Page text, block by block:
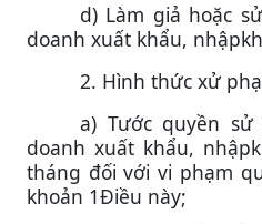
d) Làm giả hoặc
doanh xuất khẩu,
2. Hình thức xử
a) Tước quyền
doanh xuất khẩu,
tháng đối với vi phạm
khoản 1Điều này;